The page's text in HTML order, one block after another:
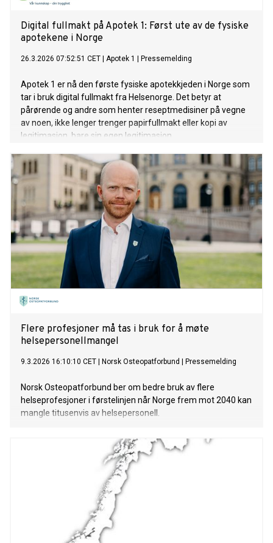
Digital fullmakt på Apotek 1: Først ute av de fysiske
apotekene i Norge
26.3.2026 07:52:51 CET Apotek 1 Pressemelding
Apotek 1 er nå den første fysiske apotekkjeden i Norge som
tar i bruk digital fullmakt fra Helsenorge. Det betyr at
pårørende og andre som henter reseptmedisiner på vegne
av noen, ikke lenger trenger papirfullmakt eller kopi av
legitimasjon, bare sin egen legitimasjon.
Flere profesjoner må tas i bruk for å møte
helsepersonellmangel
9.3.2026 16:10:10 CET Norsk Osteopatforbund Pressemelding
Norsk Osteopatforbund ber om bedre bruk av flere
helseprofesjoner i førstelinjen når Norge frem mot 2040 kan
mangle titusenvis av helsepersonell.